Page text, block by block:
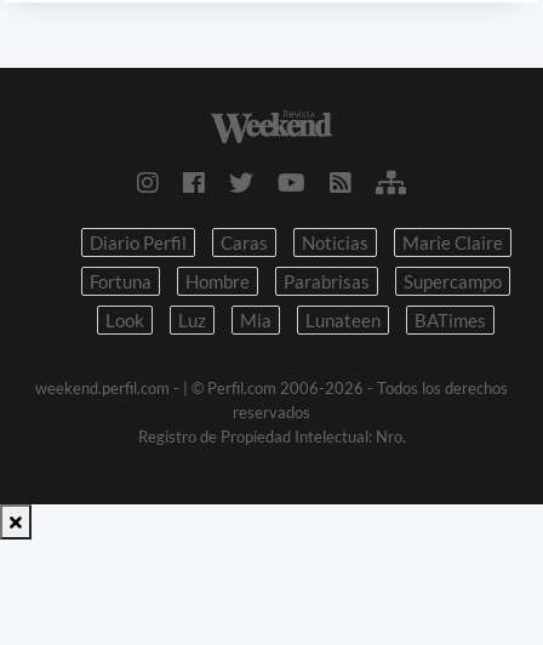
Diario Perfil Caras Noticias
Marie Claire
Fortuna
Hombre Parabrisas
Supercampo
Look
Luz Mia Lunateen BATimes
weekend.perfil.com -
| © Perfil.com 2006-2026 - Todos los derechos
reservados
Registro de Propiedad Intelectual: Nro.